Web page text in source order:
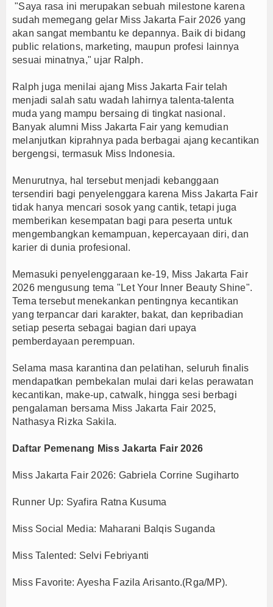
"Saya rasa ini merupakan sebuah milestone karena
sudah memegang gelar Miss Jakarta Fair 2026 yang
akan sangat membantu ke depannya. Baik di bidang
public relations, marketing, maupun profesi lainnya
sesuai minatnya," ujar Ralph.
Ralph juga menilai ajang Miss Jakarta Fair telah
menjadi salah satu wadah lahirnya talenta-talenta
muda yang mampu bersaing di tingkat nasional.
Banyak alumni Miss Jakarta Fair yang kemudian
melanjutkan kiprahnya pada berbagai ajang kecantikan
bergengsi, termasuk Miss Indonesia.
Menurutnya, hal tersebut menjadi kebanggaan
tersendiri bagi penyelenggara karena Miss Jakarta Fair
tidak hanya mencari sosok yang cantik, tetapi juga
memberikan kesempatan bagi para peserta untuk
mengembangkan kemampuan, kepercayaan diri, dan
karier di dunia profesional.
Memasuki penyelenggaraan ke-19, Miss Jakarta Fair
2026 mengusung tema "Let Your Inner Beauty Shine".
Tema tersebut menekankan pentingnya kecantikan
yang terpancar dari karakter, bakat, dan kepribadian
setiap peserta sebagai bagian dari upaya
pemberdayaan perempuan.
Selama masa karantina dan pelatihan, seluruh finalis
mendapatkan pembekalan mulai dari kelas perawatan
kecantikan, make-up, catwalk, hingga sesi berbagi
pengalaman bersama Miss Jakarta Fair 2025,
Nathasya Rizka Sakila.
Daftar Pemenang Miss Jakarta Fair 2026
Miss Jakarta Fair 2026: Gabriela Corrine Sugiharto
Runner Up: Syafira Ratna Kusuma
Miss Social Media: Maharani Balqis Suganda
Miss Talented: Selvi Febriyanti
Miss Favorite: Ayesha Fazila Arisanto.(Rga/MP).